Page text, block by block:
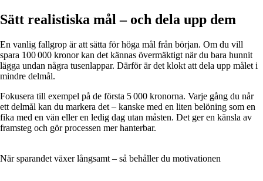
Sätt realistiska mål – och dela upp dem
En vanlig fallgrop är att sätta för höga mål från början. Om du vill
spara 100 000 kronor kan det kännas övermäktigt när du bara hunnit
lägga undan några tusenlappar. Därför är det klokt att dela upp målet i
mindre delmål.
Fokusera till exempel på de första 5 000 kronorna. Varje gång du når
ett delmål kan du markera det – kanske med en liten belöning som en
fika med en vän eller en ledig dag utan måsten. Det ger en känsla av
framsteg och gör processen mer hanterbar.
När sparandet växer långsamt – så behåller du motivationen